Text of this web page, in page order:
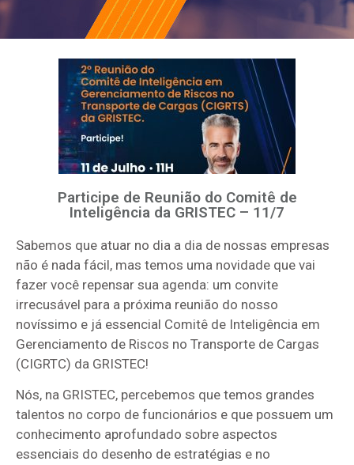
Participe de Reunião do Comitê de
Inteligência da GRISTEC – 11/7
Sabemos que atuar no dia a dia de nossas empresas
não é nada fácil, mas temos uma novidade que vai
fazer você repensar sua agenda: um convite
irrecusável para a próxima reunião do nosso
novíssimo e já essencial Comitê de Inteligência em
Gerenciamento de Riscos no Transporte de Cargas
(CIGRTC) da GRISTEC!
Nós, na GRISTEC, percebemos que temos grandes
talentos no corpo de funcionários e que possuem um
conhecimento aprofundado sobre aspectos
essenciais do desenho de estratégias e no